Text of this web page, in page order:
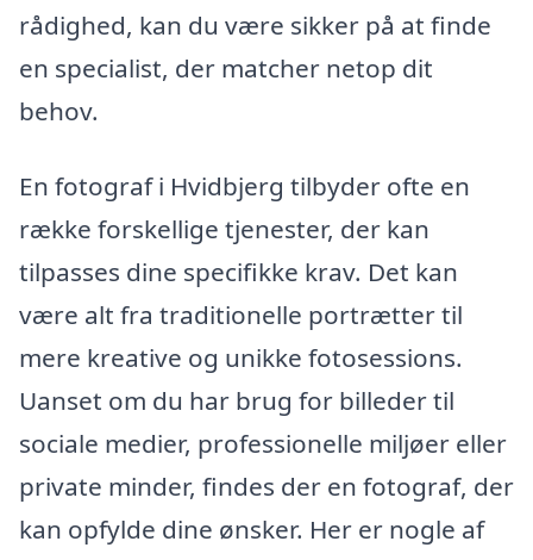
rådighed, kan du være sikker på at finde
en specialist, der matcher netop dit
behov.
En fotograf i Hvidbjerg tilbyder ofte en
række forskellige tjenester, der kan
tilpasses dine specifikke krav. Det kan
være alt fra traditionelle portrætter til
mere kreative og unikke fotosessions.
Uanset om du har brug for billeder til
sociale medier, professionelle miljøer eller
private minder, findes der en fotograf, der
kan opfylde dine ønsker. Her er nogle af